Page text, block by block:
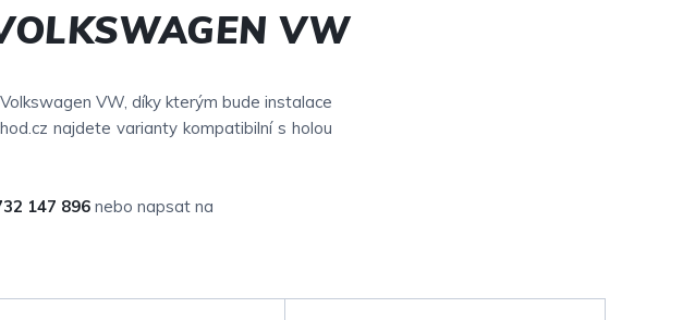
VW
VW, díky kterým bude instalace
najdete varianty kompatibilní s holou
147 896 nebo napsat na